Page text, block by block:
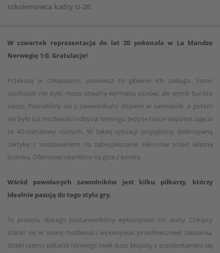
szkoleniowca kadry U-20.
W czwartek reprezentacja do lat 20 pokonała w La Mandze
Norwegię 1:0. Gratulacje!
Przekażę je chłopakom, ponieważ to głównie ich zasługa. Samo
spotkanie nie było może otwartą wymianą ciosów, ale wynik bardzo
cieszy. Poznaliśmy się z zawodnikami dopiero w samolocie, a potem
nie było już możliwości odbycia treningu. Jedyne nasze wspólne zajęcia
to 45-minutowy rozruch. W takiej sytuacji przyjęliśmy defensywną
taktykę z nastawieniem na zabezpieczenie sektorów przed własną
bramką. Ofensywę oparliśmy na grze z kontry.
Wśród powołanych zawodników jest kilku piłkarzy, którzy
idealnie pasują do tego stylu gry.
To prawda, dlatego postanowiliśmy wykorzystać ich atuty. Chłopcy
starali się w miarę możliwości wykonywać przedmeczowe założenia,
dzięki czemu piłkarze Norwegii mieli duże kłopoty z przedostaniem się